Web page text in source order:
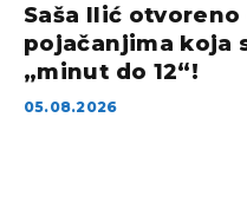
Saša Ilić
pojačanjima koja
„minut do 12“!
05.08.2026